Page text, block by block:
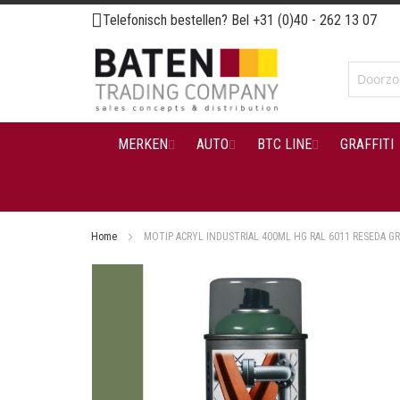
Ga
naar
de
inhoud
Telefonisch bestellen? Bel +31 (0)40 - 262 13 07
MERKEN AUTO BTC LINE GRAFFITI
Home MOTIP ACRYL INDUSTRIAL 400ML HG RAL 6011 RESEDA